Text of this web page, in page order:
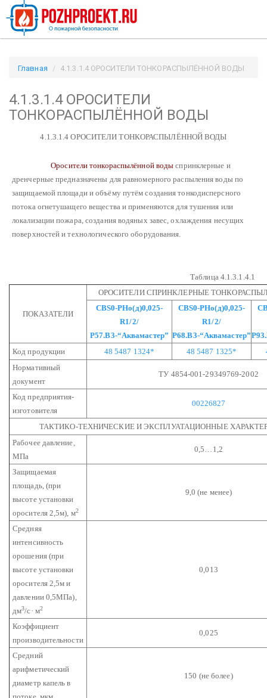
Главная
4.1.3.1.4 ОРОСИТЕЛИ ТОНКОРАСПЫЛЁННОЙ ВОДЫ
4.1.3.1.4 ОРОСИТЕЛИ
ТОНКОРАСПЫЛЁННОЙ ВОДЫ
4.1.3.1.4 ОРОСИТЕЛИ ТОНКОРАСПЫЛЁННОЙ ВОДЫ
Оросители тонкораспылённой воды спринклерные и
дренчерные предназначены для равномерного распыления воды по
защищаемой площади и объёму путём создания тонкодисперсного
потока огнетушащего вещества и применяются для тушения или
локализации пожара, создания водяных завес, охлаждения несущих
поверхностей и технологического оборудования.
Таблица 4.1.3.1.4.1
ПОКАЗАТЕЛИ
ОРОСИТЕЛИ СПРИНКЛЕРНЫЕ
СВS0-РНо(д)0,025-
R1/2/
Р57.В3-“Аквамастер”
СВS0-РНо(д)0,025-
R1/2/
Р68.В3-“Аквамастер”
Код продукции
48 5487 1324* 48 5487 1325*
Нормативный
документ
ТУ 4854-001-29349769-2002
Код предприятия-
изготовителя
00226827
ТАКТИКО-ТЕХНИЧЕСКИЕ И ЭКСПЛУАТАЦИОННЫЕ
Рабочее давление,
МПа
0,5…1,2
Защищаемая
площадь, (при
высоте установки
оросителя 2,5м), м2
9,0 (не менее)
Средняя
интенсивность
орошения (при
высоте установки
оросителя 2,5м и
давлении 0,5МПа),
дм3/с· м2
0,013
Коэффициент
производительности
0,025
Средний
арифметический
диаметр капель в
потоке, мкм
150 (не более)